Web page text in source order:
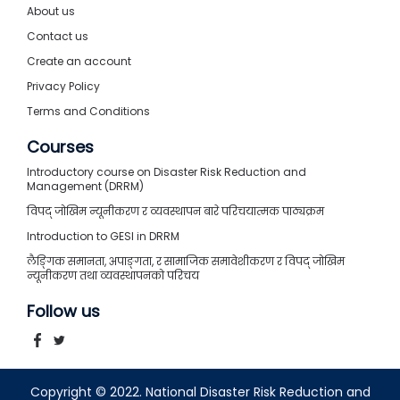
राजेन्द्र शर्मा
उपसचिव
पेशेवरले आफ्नो कार्यसम्पादन सुधार गर्न मापदण्ड
र अभ्यासहरू सिक्न सक्छ। यसले मेरो ज्ञानलाई
साँच्चै विस्तार गरेको छ र यो सिकाइको माध्यमबाट
मैले दुईवटा पदोन्नतिहरू प्राप्त गरेको छु।
रन्जना श्रेष्ठ
सञ्‍चार विज्ञ
About us
Contact us
Create an account
Privacy Policy
Terms and Conditions
Courses
Introductory course on Disaster Risk Reduction and
Management (DRRM)
विपद् जोखिम न्यूनीकरण र व्यवस्थापन बारे परिचयात्मक पाठ्यक्रम
Introduction to GESI in DRRM
लैङ्गिक समानता, अपाङ्गता, र सामाजिक समावेशीकरण र विपद् जोखिम
न्यूनीकरण तथा व्यवस्थापनको परिचय
Follow us
Copyright © 2022. National Disaster Risk Reduction and